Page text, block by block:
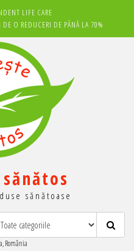
LIFE CARE
O REDUCERI DE PÂNĂ LA 70%
sănătoase
România